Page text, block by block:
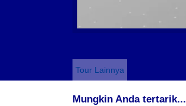
Tour Lainnya
Mungkin Anda tertarik...